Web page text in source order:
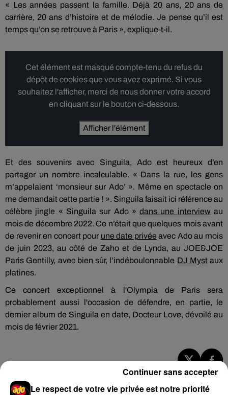
« Les années passent la famille. Déjà 20 ans, 20 ans de
carrière, 20 ans d’histoire et de mélodie. Je pense qu’il est
temps qu’on se retrouve à Paris », explique-t-il.
Cet élément est masqué compte-tenu du refus du
dépôt de cookies que vous avez exprimé. Si vous
souhaitez l'afficher, merci de nous donner votre accord
en cliquant sur le bouton ci-dessous.
Afficher l'élément
Et des souvenirs avec Singuila, Ado est heureux d’en
partager un nombre incalculable. « Dans la rue, les gens
m’appelaient ‘monsieur sur Ado’ ». Même en spectacle on
me demandait cette partie ! ». Singuila faisait ici référence au
célèbre jingle « Singuila sur Ado »dans une interview au
mois de décembre 2022. Ce n’était que quelques mois avant
de revenir en concert pour une date privée avec Ado au mois
de juin 2023, au côté de Zaho et de Lynda, au JOE&JOE
Paris Gentilly, avec bien sûr, l’indéboulonnable DJ Mystaux
platines.
Ce concert exceptionnel à l'Olympia de Paris sera
probablement aussi l'occasion de défendre, en partie, le
dernier album de Singuila en date, Docteur Love, dévoilé au
mois de février 2021.
Le respect de votre vie privée est notre priorité
Continuer sans accepter